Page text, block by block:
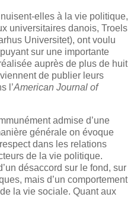
elles à la vie politique,
universitaires danois, Troels
Universitet), ont voulu
sur une importante
auprès de plus de huit
de publier leurs
l’American Journal of
admise d’une
générale on évoque
dans les relations
de la vie politique.
désaccord sur le fond, sur
mais d’un comportement
la vie sociale. Quant aux